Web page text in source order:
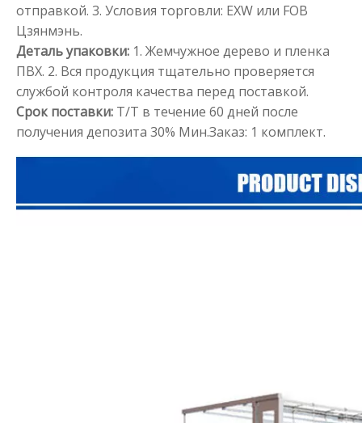
отправкой. 3. Условия торговли: EXW или FOB
Цзянмэнь.
Деталь упаковки: 1. Жемчужное дерево и пленка
ПВХ. 2. Вся продукция тщательно проверяется
службой контроля качества перед поставкой.
Срок поставки: T/T в течение 60 дней после
получения депозита 30% Мин.Заказ: 1 комплект.